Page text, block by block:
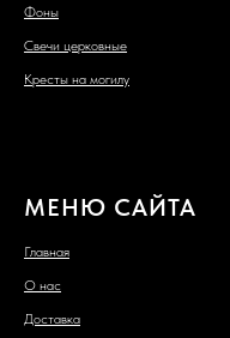
Фоны
Свечи церковные
Кресты на могилу
МЕНЮ САЙТА
Главная
О нас
Доставка